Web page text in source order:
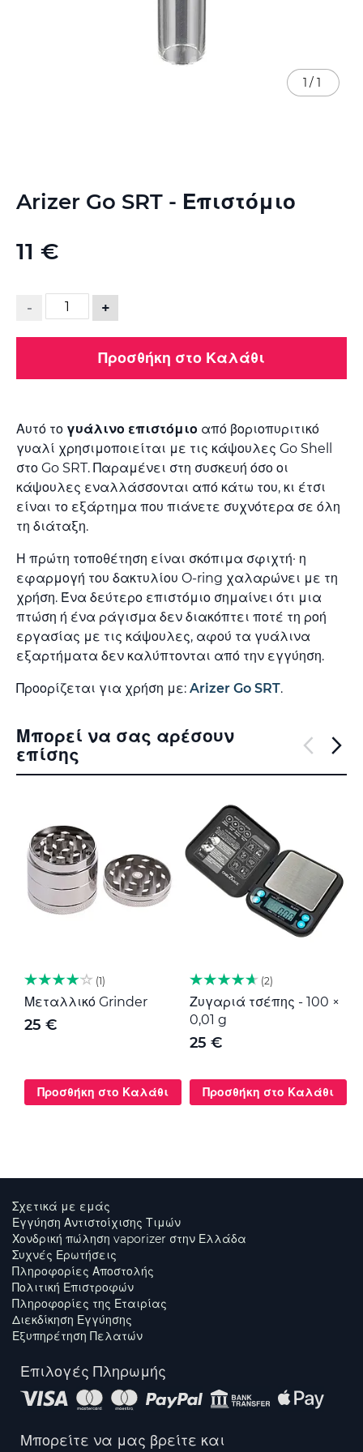
Arizer Go SRT - Επιστόμιο
11 €
- +
Προσθήκη στο Καλάθι
Αυτό το γυάλινο επιστόμιο από βοριοπυριτικό
γυαλί χρησιμοποιείται με τις κάψουλες Go Shell
στο Go SRT. Παραμένει στη συσκευή όσο οι
κάψουλες εναλλάσσονται από κάτω του, κι έτσι
είναι το εξάρτημα που πιάνετε συχνότερα σε όλη
τη διάταξη.
Η πρώτη τοποθέτηση είναι σκόπιμα σφιχτή· η
εφαρμογή του δακτυλίου O-ring χαλαρώνει με τη
χρήση. Ένα δεύτερο επιστόμιο σημαίνει ότι μια
πτώση ή ένα ράγισμα δεν διακόπτει ποτέ τη ροή
εργασίας με τις κάψουλες, αφού τα γυάλινα
εξαρτήματα δεν καλύπτονται από την εγγύηση.
Προορίζεται για χρήση με: Arizer Go SRT.
1 / 1
στην
συλλογής
Μπορεί να σας αρέσουν
επίσης
1
Μεταλλικό Grinder
25 €
Προσθήκη στο Καλάθι
2
Ζυγαριά τσέπης - 100 ×
0,01 g
25 €
Προσθήκη στο Καλάθι
Σχετικά με εμάς
Εγγύηση Αντιστοίχισης Τιμών
Χονδρική πώληση vaporizer στην Ελλάδα
Συχνές Ερωτήσεις
Πληροφορίες Αποστολής
Πολιτική Επιστροφών
Πληροφορίες της Εταιρίας
Διεκδίκηση Εγγύησης
Εξυπηρέτηση Πελατών
Επιλογές Πληρωμής
Μπορείτε να μας βρείτε και